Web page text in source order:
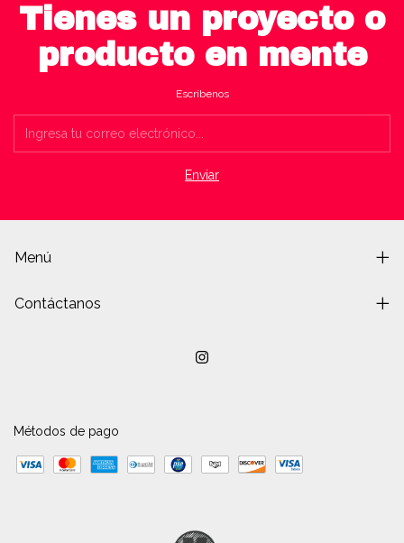
Tienes un proyecto o
producto en mente
Escríbenos
Menú
Contáctanos
Métodos de pago